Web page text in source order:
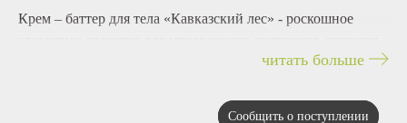
Крем – баттер для тела «Кавказский лес» - роскошное
и повышения эластичности кожи. Таящая текстура крема
ароматом с искрящимися хвойными нотами.
читать больше
Сообщить о поступлении